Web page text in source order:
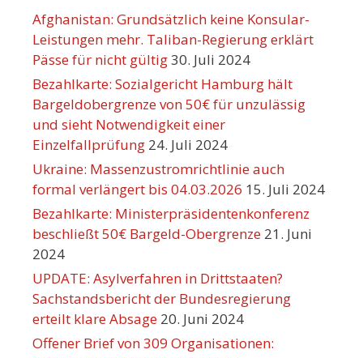
Afghanistan: Grundsätzlich keine Konsular-
Leistungen mehr. Taliban-Regierung erklärt
Pässe für nicht gültig30. Juli 2024
Bezahlkarte: Sozialgericht Hamburg hält
Bargeldobergrenze von 50€ für unzulässig
und sieht Notwendigkeit einer
Einzelfallprüfung 24. Juli 2024
Ukraine: Massenzustromrichtlinie auch
formal verlängert bis 04.03.2026 15. Juli 2024
Bezahlkarte: Ministerpräsidentenkonferenz
beschließt 50€ Bargeld-Obergrenze 21. Juni
2024
UPDATE: Asylverfahren in Drittstaaten?
Sachstandsbericht der Bundesregierung
erteilt klare Absage 20. Juni 2024
Offener Brief von 309 Organisationen: